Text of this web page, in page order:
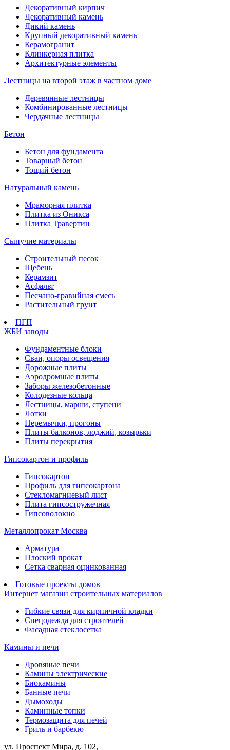
Декоративный кирпич
Декоративный камень
Дикий камень
Крупный декоративный камень
Керамогранит
Клинкерная плитка
Архитектурные элементы
Лестницы на второй этаж в частном доме
Деревянные лестницы
Комбинированные лестницы
Чердачные лестницы
Бетон
Бетон для фундамента
Товарный бетон
Тощий бетон
Натуральный камень
Мраморная плитка
Плитка из Оникса
Плитка Травертин
Сыпучие материалы
Строительный песок
Щебень
Керамзит
Асфальт
Песчано-гравийная смесь
Растительный грунт
ПГП
ЖБИ заводы
Фундаментные блоки
Сваи, опоры освещения
Дорожные плиты
Аэродромные плиты
Заборы железобетонные
Колодезные кольца
Лестницы, марши, ступени
Лотки
Перемычки, прогоны
Плиты балконов, лоджий, козырьки
Плиты перекрытия
Гипсокартон и профиль
Гипсокартон
Профиль для гипсокартона
Стекломагниевый лист
Плита гипсостружечная
Гипсоволокно
Металлопрокат Москва
Арматура
Плоский прокат
Сетка сварная оцинкованная
Готовые проекты домов
Интернет магазин строительных материалов
Гибкие связи для кирпичной кладки
Спецодежда для строителей
Фасадная стеклосетка
Камины и печи
Дровяные печи
Камины электрические
Биокамины
Банные печи
Дымоходы
Каминные топки
Термозащита для печей
Гриль и барбекю
ул. Проспект Мира, д. 102,